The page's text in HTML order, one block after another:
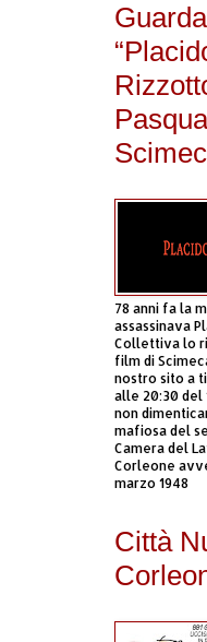
78 anni fa la
assassinava
Collettiva lo
film di
nostro sito a
alle 20:30 del
non
mafiosa del
Camera del
Corleone
marzo 1948
Città